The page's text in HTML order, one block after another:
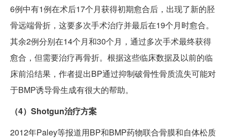
6例中有1例在术后17个月获得初期愈合后，出现了新的胫
骨远端骨折，这要多次手术治疗并最后在19个月时愈合。
其余2例分别在14个月和30个月，通过多次手术最终获得
愈合，但需要治疗再骨折。根据这些临床数据及以前的临
床前沿结果，作者提出BP通过抑制破骨性骨质流失可能对
于BMP诱导骨生成有很大的帮助。
（4）Shotgun治疗方案
2012年Paley等报道用BP和BMP药物联合骨膜和自体松质